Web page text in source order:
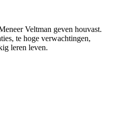
Veltman geven houvast.
te hoge verwachtingen,
leren leven.